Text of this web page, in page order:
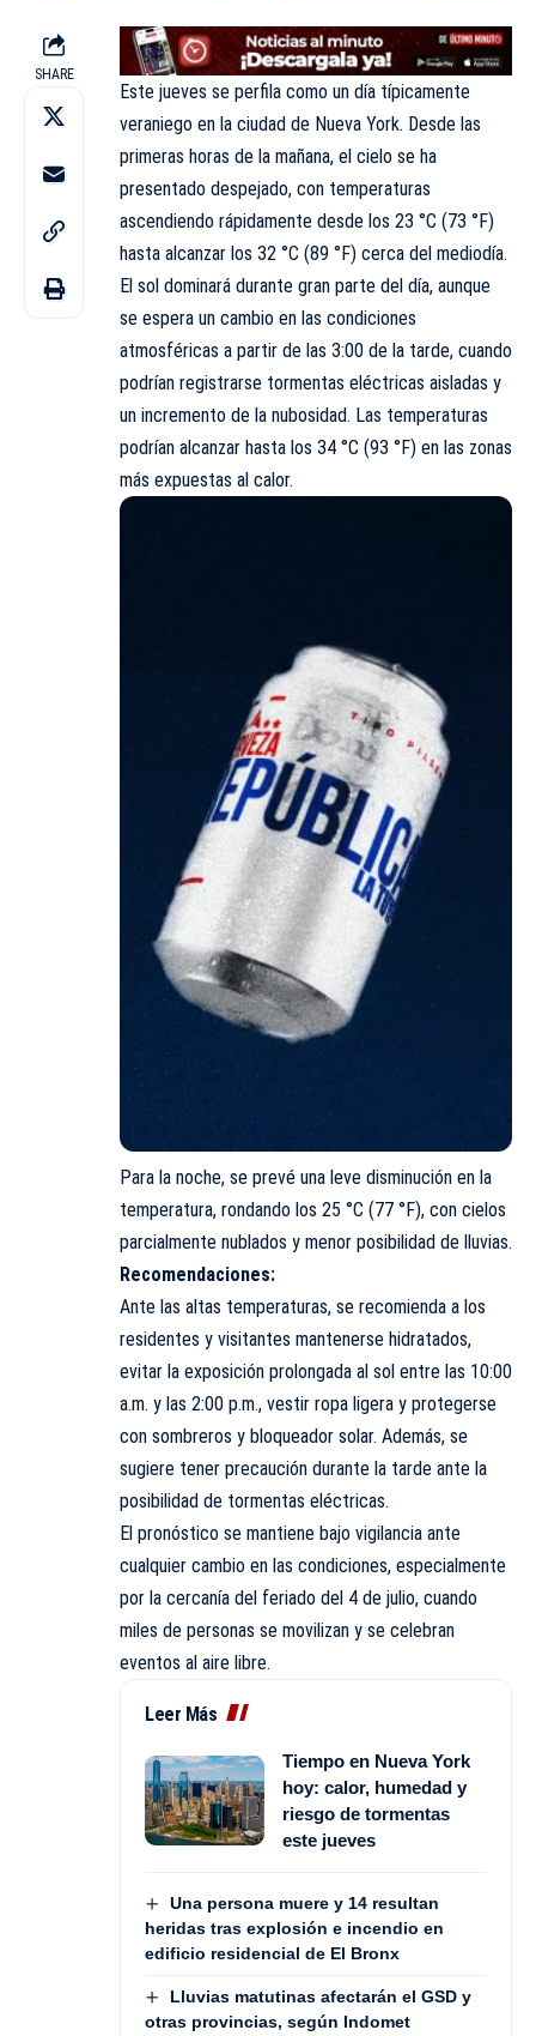
SHARE
Este jueves se perfila como un día típicamente
veraniego en la ciudad de Nueva York. Desde las
primeras horas de la mañana, el cielo se ha
presentado despejado, con temperaturas
ascendiendo rápidamente desde los 23 °C (73 °F)
hasta alcanzar los 32 °C (89 °F) cerca del mediodía.
El sol dominará durante gran parte del día, aunque
se espera un cambio en las condiciones
atmosféricas a partir de las 3:00 de la tarde, cuando
podrían registrarse tormentas eléctricas aisladas y
un incremento de la nubosidad. Las temperaturas
podrían alcanzar hasta los 34 °C (93 °F) en las zonas
más expuestas al calor.
Para la noche, se prevé una leve disminución en la
temperatura, rondando los 25 °C (77 °F), con cielos
parcialmente nublados y menor posibilidad de lluvias.
Recomendaciones:
Ante las altas temperaturas, se recomienda a los
residentes y visitantes mantenerse hidratados,
evitar la exposición prolongada al sol entre las 10:00
a.m. y las 2:00 p.m., vestir ropa ligera y protegerse
con sombreros y bloqueador solar. Además, se
sugiere tener precaución durante la tarde ante la
posibilidad de tormentas eléctricas.
El pronóstico se mantiene bajo vigilancia ante
cualquier cambio en las condiciones, especialmente
por la cercanía del feriado del 4 de julio, cuando
miles de personas se movilizan y se celebran
eventos al aire libre.
Leer Más
Tiempo en Nueva York
hoy: calor, humedad y
riesgo de tormentas
este jueves
Una persona muere y 14 resultan
heridas tras explosión e incendio en
edificio residencial de El Bronx
Lluvias matutinas afectarán el GSD y
otras provincias, según Indomet